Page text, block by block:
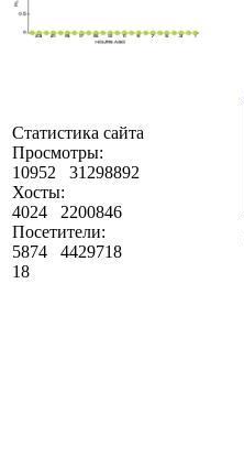
Статистика сайта
Просмотры:
10952
31298892
Хосты:
4024
2200846
Посетители:
5874
4429718
18